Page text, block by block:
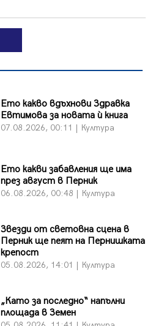
Ето какво вдъхнови Здравка
Евтимова за новата ѝ книга
07.08.2026, 00:11 | Култура
Ето какви забавления ще има
през август в Перник
06.08.2026, 00:48 | Култура
Звезди от световна сцена в
Перник ще пеят на Пернишката
крепост
05.08.2026, 14:01 | Култура
„Като за последно“ напълни
площада в Земен